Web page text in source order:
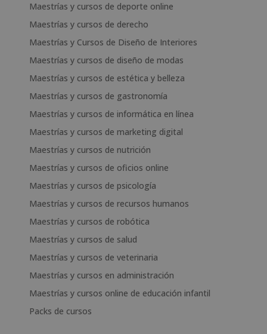
Maestrías y cursos de deporte online
Maestrías y cursos de derecho
Maestrías y Cursos de Diseño de Interiores
Maestrías y cursos de diseño de modas
Maestrías y cursos de estética y belleza
Maestrías y cursos de gastronomía
Maestrías y cursos de informática en línea
Maestrías y cursos de marketing digital
Maestrías y cursos de nutrición
Maestrías y cursos de oficios online
Maestrías y cursos de psicología
Maestrías y cursos de recursos humanos
Maestrías y cursos de robótica
Maestrías y cursos de salud
Maestrías y cursos de veterinaria
Maestrías y cursos en administración
Maestrías y cursos online de educación infantil
Packs de cursos